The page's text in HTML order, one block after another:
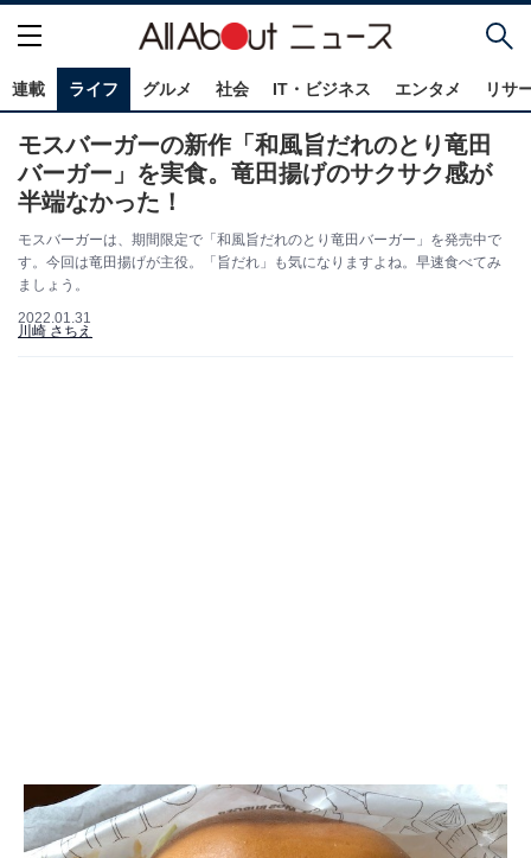
連載 ライフ グルメ 社会 IT・ビジネス エンタメ リサ
モスバーガーの新作「和風旨だれのとり竜田
バーガー」を実食。竜田揚げのサクサク感が
半端なかった！
モスバーガーは、期間限定で「和風旨だれのとり竜田バーガー」を発売中で
す。今回は竜田揚げが主役。「旨だれ」も気になりますよね。早速食べてみ
ましょう。
2022.01.31
川崎 さちえ